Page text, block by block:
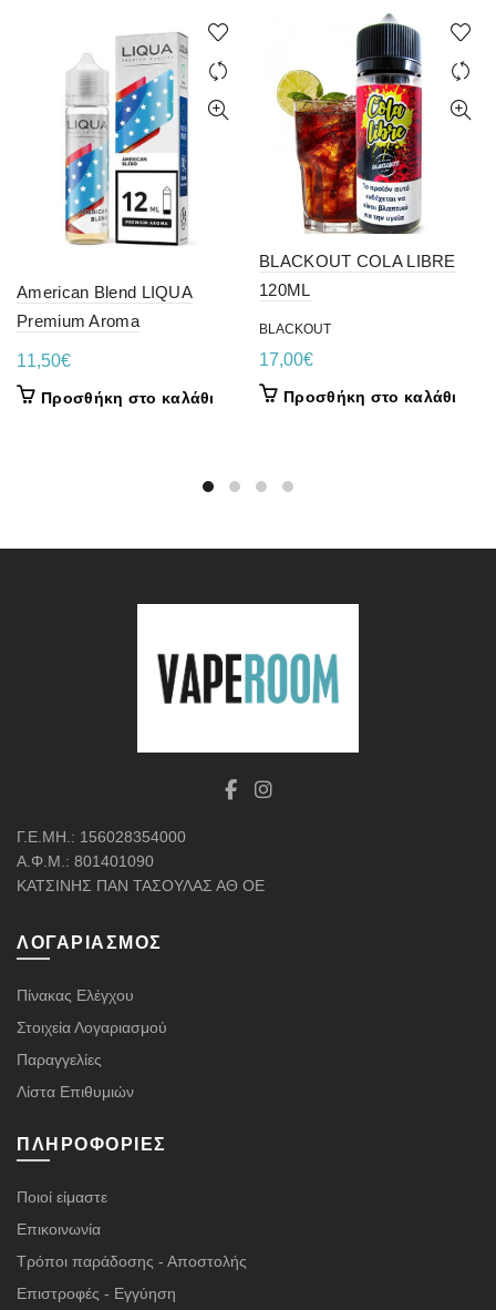
American Blend LIQUA
Premium Aroma
11,50€
Προσθήκη στο καλάθι
BLACKOUT COLA LIBRE
120ML
BLACKOUT
17,00€
Προσθήκη στο καλάθι
Γ.Ε.ΜΗ.: 156028354000
Α.Φ.Μ.: 801401090
ΚΑΤΣΙΝΗΣ ΠΑΝ ΤΑΣΟΥΛΑΣ ΑΘ ΟΕ
ΛΟΓΑΡΙΑΣΜΌΣ
Πίνακας Ελέγχου
Στοιχεία Λογαριασμού
Παραγγελίες
Λίστα Επιθυμιών
ΠΛΗΡΟΦΟΡΊΕΣ
Ποιοί είμαστε
Επικοινωνία
Τρόποι παράδοσης - Αποστολής
Επιστροφές - Εγγύηση